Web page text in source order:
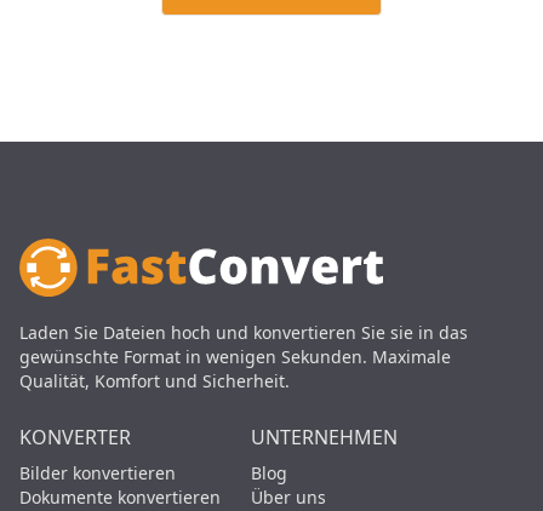
Laden Sie Dateien hoch und konvertieren Sie sie in das
gewünschte Format in wenigen Sekunden. Maximale
Qualität, Komfort und Sicherheit.
KONVERTER
Bilder konvertieren
Dokumente konvertieren
UNTERNEHMEN
Blog
Über uns